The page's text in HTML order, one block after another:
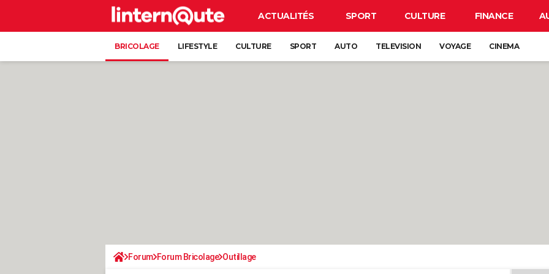
ACTUALITÉS SPORT CULTURE FINANCE
BRICOLAGE LIFESTYLE CULTURE SPORT AUTO TELEVISION VOYAGE CINEMA
Forum Forum Bricolage Outillage